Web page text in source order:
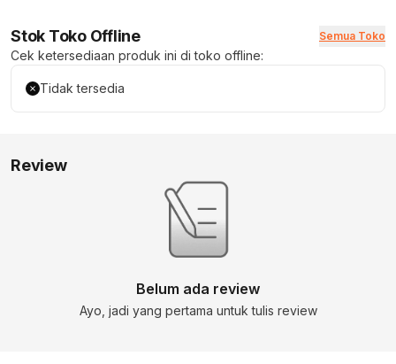
Stok Toko Offline Semua Toko
Cek ketersediaan produk ini di toko offline:
Tidak tersedia
Review
Belum ada review
Ayo, jadi yang pertama untuk tulis review